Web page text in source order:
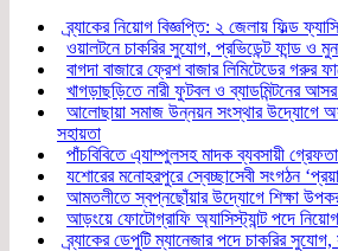
ব্র্যাকের নিয়োগ বিজ্ঞপ্তি: ২ জেলায় ফিল্ড
ওয়ালটনে চাকরির সুযোগ, প্রভিডেন্ট ফান্ড ও
বাগদা বাজারে ফ্রেশ বাজার লিমিটেডের গরুর
খাগড়াছড়িতে নারী ফুটবল ও ব্যাডমিন্টনের
আলোছায়া সমাজ উন্নয়ন সংস্থার উদ্যোগে
সহায়তা
পাঁচবিবিতে এ্যাম্পুলসহ মাদক ব্যবসায়ী
যশোরের মনোহরপুরে স্বেচ্ছাসেবী সংগঠন
আমতলীতে স্বপ্নছোঁয়ার উদ্যোগে শিক্ষা
আড়ংয়ে ফোটোগ্রাফি অ্যাসিস্ট্যান্ট পদে
ব্র্যাকের ডেপুটি ম্যানেজার পদে চাকরির